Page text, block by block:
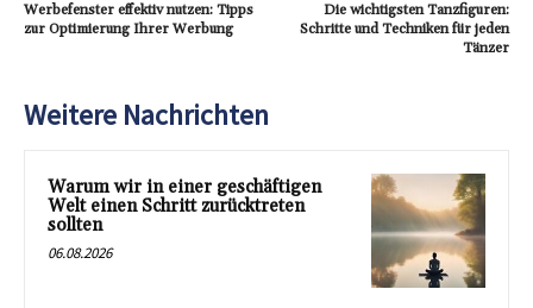
Werbefenster effektiv nutzen: Tipps
zur Optimierung Ihrer Werbung
Die wichtigsten Tanzfiguren:
Schritte und Techniken für jeden
Tänzer
Weitere Nachrichten
Warum wir in einer geschäftigen
Welt einen Schritt zurücktreten
sollten
06.08.2026